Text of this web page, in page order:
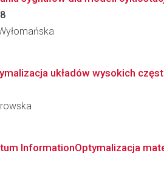
układów wysokich
InformationOptymalizacja